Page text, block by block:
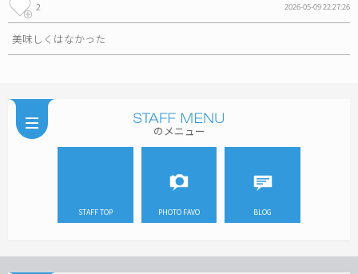
2 2026-05-09 22:27:26
美味しくはなかった
のメニュー
STAFF TOP PHOTO FAVO BLOG